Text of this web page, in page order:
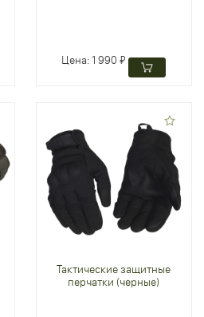
Цена:1 990 ₽
Тактические защитные
перчатки (черные)